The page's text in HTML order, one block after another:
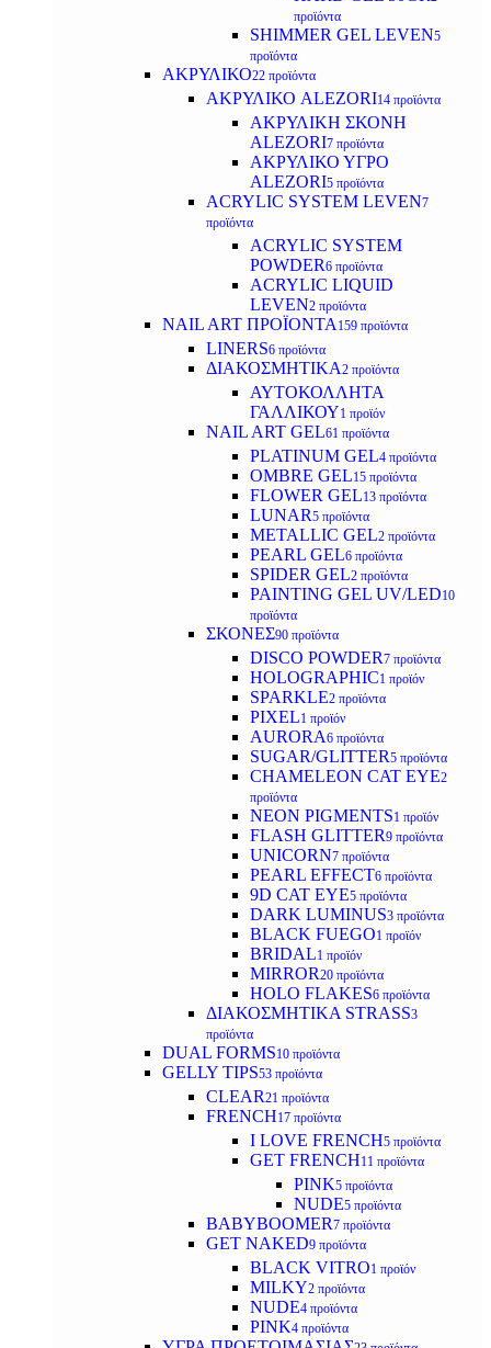
προϊόντα
SHIMMER GEL LEVEN5
προϊόντα
ΑΚΡΥΛΙΚΟ22 προϊόντα
ΑΚΡΥΛΙΚΟ ALEZORI14 προϊόντα
ΑΚΡΥΛΙΚΗ ΣΚΟΝΗ
ALEZORI7 προϊόντα
ΑΚΡΥΛΙΚΟ ΥΓΡΟ
ALEZORI5 προϊόντα
ACRYLIC SYSTEM LEVEN7
προϊόντα
ACRYLIC SYSTEM
POWDER6 προϊόντα
ACRYLIC LIQUID
LEVEN2 προϊόντα
NAIL ART ΠΡΟΪΟΝΤΑ 159 προϊόντα
LINERS6 προϊόντα
ΔΙΑΚΟΣΜΗΤΙΚΑ2 προϊόντα
ΑΥΤΟΚΟΛΛΗΤΑ
ΓΑΛΛΙΚΟΥ1 προϊόν
NAIL ART GEL61 προϊόντα
PLATINUM GEL4 προϊόντα
OMBRE GEL15 προϊόντα
FLOWER GEL13 προϊόντα
LUNAR5 προϊόντα
METALLIC GEL2 προϊόντα
PEARL GEL6 προϊόντα
SPIDER GEL2 προϊόντα
PAINTING GEL UV/LED10
προϊόντα
ΣΚΟΝΕΣ90 προϊόντα
DISCO POWDER7 προϊόντα
HOLOGRAPHIC1 προϊόν
SPARKLE2 προϊόντα
PIXEL1 προϊόν
AURORA6 προϊόντα
SUGAR/GLITTER5 προϊόντα
CHAMELEON CAT EYE2
προϊόντα
NEON PIGMENTS1 προϊόν
FLASH GLITTER9 προϊόντα
UNICORN7 προϊόντα
PEARL EFFECT6 προϊόντα
9D CAT EYE5 προϊόντα
DARK LUMINUS3 προϊόντα
BLACK FUEGO1 προϊόν
BRIDAL1 προϊόν
MIRROR20 προϊόντα
HOLO FLAKES6 προϊόντα
ΔΙΑΚΟΣΜΗΤΙΚΑ STRASS3
προϊόντα
DUAL FORMS10 προϊόντα
GELLY TIPS53 προϊόντα
CLEAR21 προϊόντα
FRENCH17 προϊόντα
I LOVE FRENCH5 προϊόντα
GET FRENCH11 προϊόντα
PINK5 προϊόντα
NUDE5 προϊόντα
BABYBOOMER7 προϊόντα
GET NAKED9 προϊόντα
BLACK VITRO1 προϊόν
MILKY2 προϊόντα
NUDE4 προϊόντα
PINK4 προϊόντα